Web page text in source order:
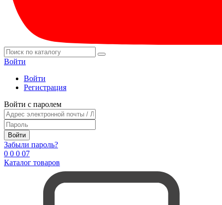
Войти
Войти
Регистрация
Войти с паролем
Войти
Забыли пароль?
0 0 0 07
Каталог товаров